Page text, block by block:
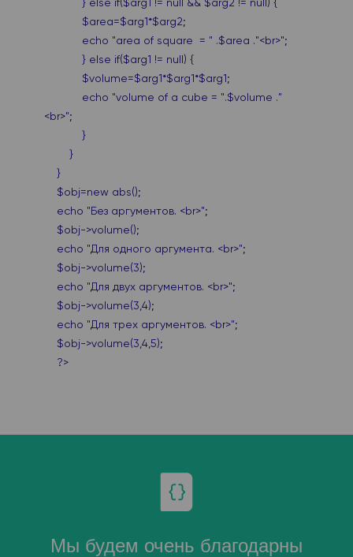
$area=$arg1*$arg2;
echo "area of square = " .$area ."<br>";
} else if($arg1 != null) {
$volume=$arg1*$arg1*$arg1;
echo "volume of a cube = ".$volume ."
<br>";
}
}
}
$obj=new abs();
echo "Без аргументов. <br>";
$obj->volume();
echo "Для одного аргумента. <br>";
$obj->volume(3);
echo "Для двух аргументов. <br>";
$obj->volume(3,4);
echo "Для трех аргументов. <br>";
$obj->volume(3,4,5);
?>
Мы будем очень благодарны